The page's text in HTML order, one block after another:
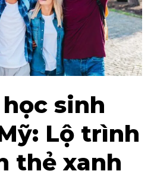
sinh
Lộ trình
thẻ xanh